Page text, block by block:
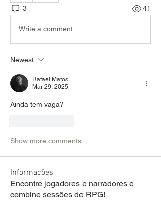
3 41
Write a comment...
Newest
Rafael Matos
Mar 29, 2025
Ainda tem vaga?
Show more comments
Informações
Encontre jogadores e narradores e
combine sessões de RPG!